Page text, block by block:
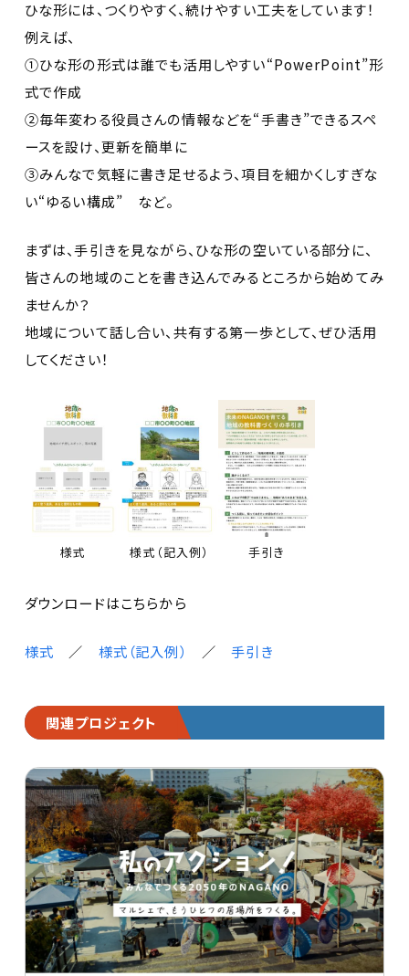
ひな形には、つくりやすく、続けやすい工夫をしています！
例えば、
①ひな形の形式は誰でも活用しやすい“PowerPoint”形
式で作成
②毎年変わる役員さんの情報などを“手書き”できるスペ
ースを設け、更新を簡単に
③みんなで気軽に書き足せるよう、項目を細かくしすぎな
い“ゆるい構成” など。
まずは、手引きを見ながら、ひな形の空いている部分に、
皆さんの地域のことを書き込んでみるところから始めてみ
ませんか？
地域について話し合い、共有する第一歩として、ぜひ活用
してください！
様式 様式（記入例） 手引き
ダウンロードはこちらから
様式 ／ 様式（記入例） ／手引き
関連プロジェクト